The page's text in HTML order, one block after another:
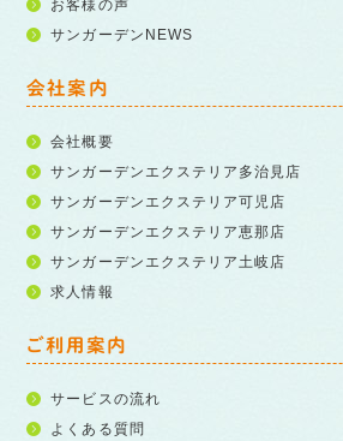
サンガーデンNEWS
会社案内
会社概要
サンガーデンエクステリア多治見店
サンガーデンエクステリア可児店
サンガーデンエクステリア恵那店
サンガーデンエクステリア土岐店
求人情報
ご利用案内
サービスの流れ
よくある質問